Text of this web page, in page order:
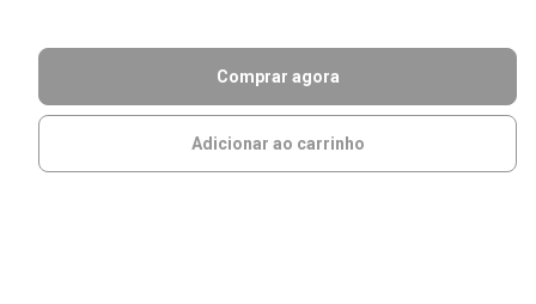
Comprar agora
Adicionar ao carrinho